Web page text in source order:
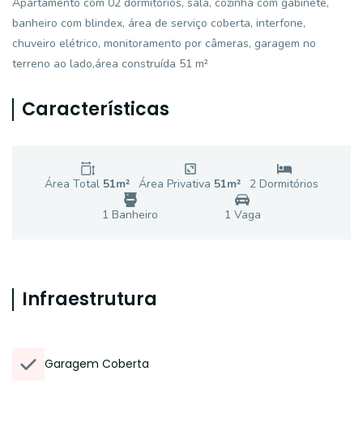
banheiro com blindex, área de serviço coberta, interfone,
chuveiro elétrico, monitoramento por câmeras, garagem no
terreno ao lado,área construída 51 m²
Características
Área Total 51m² Área Privativa 51m² 2 Dormitórios
1 Banheiro 1 Vaga
Infraestrutura
Garagem Coberta